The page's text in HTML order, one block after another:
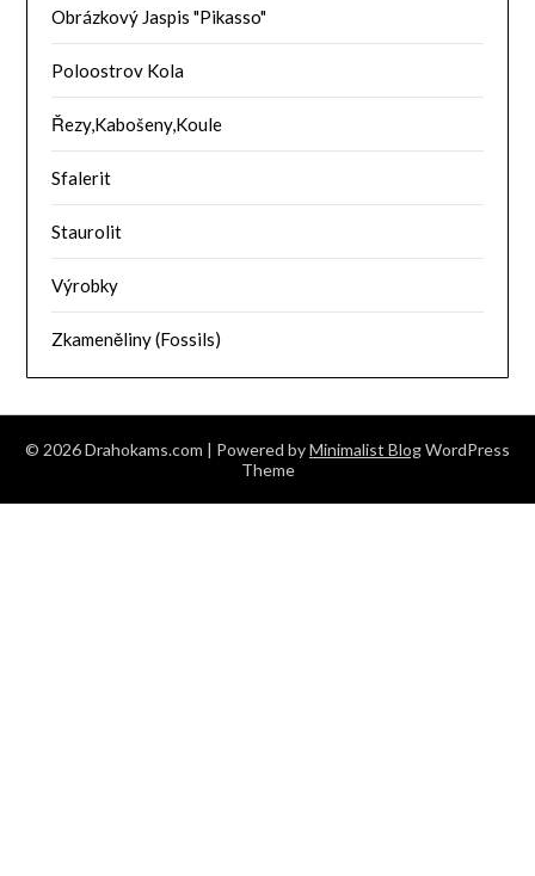
Obrázkový Jaspis "Pikasso"
Poloostrov Kola
Řezy,Kabošeny,Koule
Sfalerit
Staurolit
Výrobky
Zkameněliny (Fossils)
© 2026 Drahokams.com | Powered byMinimalist BlogWordPress
Theme